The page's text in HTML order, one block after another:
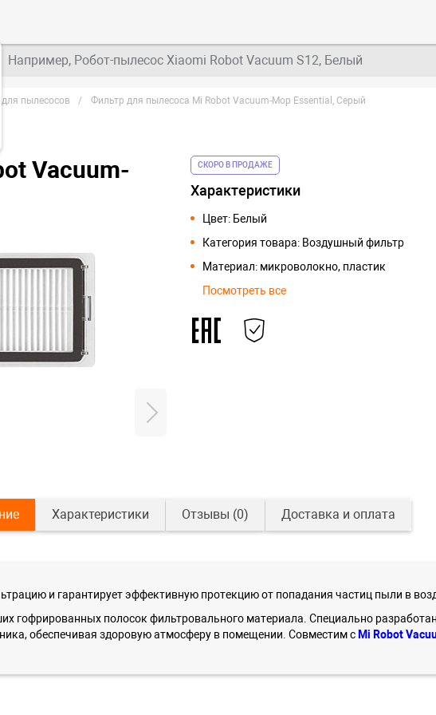
Например, Робот-пылесос Xiaomi Robot Vacuum S12, Белый
пылесосов Фильтр для пылесоса Mi Robot Vacuum-Mop Essential, Серый
Vacuum- СКОРО В ПРОДАЖЕ
Характеристики
Цвет: Белый
Категория товара: Воздушный фильтр
Материал: микроволокно, пластик
Посмотреть все
Характеристики Отзывы (0) Доставка и оплата
и гарантирует эффективную протекцию от попадания частиц пыли в
гофрированных полосок фильтровального материала. Специально
обеспечивая здоровую атмосферу в помещении. Совместим с Mi Robot